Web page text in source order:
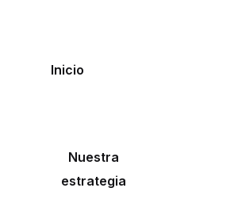
Inicio
Nuestra
estrategia